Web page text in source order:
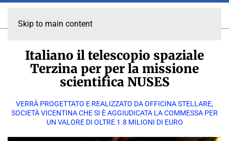
Skip to main content
Italiano il telescopio spaziale
Terzina per per la missione
scientifica NUSES
VERRÀ PROGETTATO E REALIZZATO DA OFFICINA STELLARE,
SOCIETÀ VICENTINA CHE SI È AGGIUDICATA LA COMMESSA PER
UN VALORE DI OLTRE 1.8 MILIONI DI EURO